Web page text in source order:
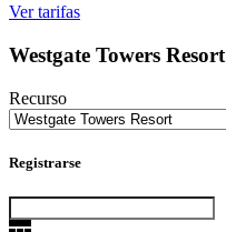
Ver tarifas
Westgate Towers Resort
Recurso
Registrarse